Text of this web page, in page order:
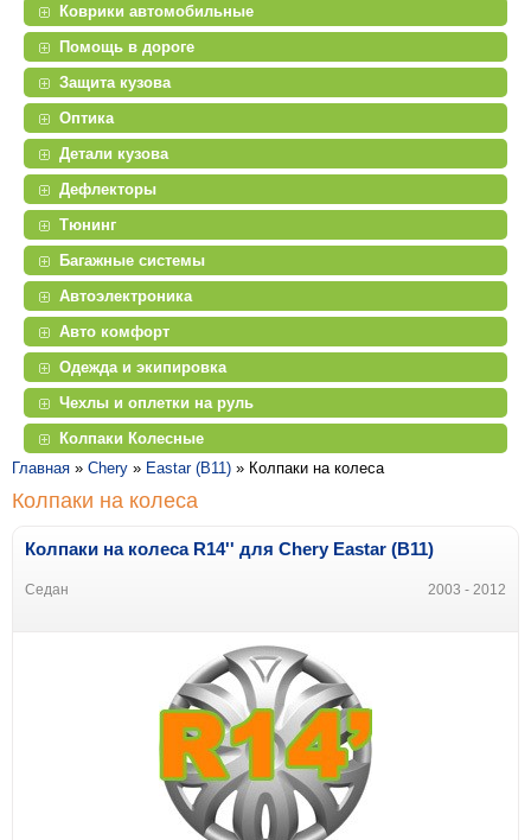
Коврики автомобильные
Помощь в дороге
Защита кузова
Оптика
Детали кузова
Дефлекторы
Тюнинг
Багажные системы
Автоэлектроника
Авто комфорт
Одежда и экипировка
Чехлы и оплетки на руль
Колпаки Колесные
Главная » Chery » Eastar (B11) » Колпаки на колеса
Колпаки на колеса
Колпаки на колеса R14'' для Chery Eastar (B11)
Седан 2003 - 2012